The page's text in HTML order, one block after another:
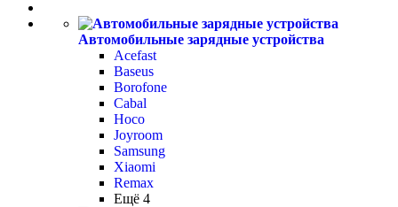
Автомобильные зарядные устройства
Acefast
Baseus
Borofone
Cabal
Hoco
Joyroom
Samsung
Xiaomi
Remax
Ещё 4